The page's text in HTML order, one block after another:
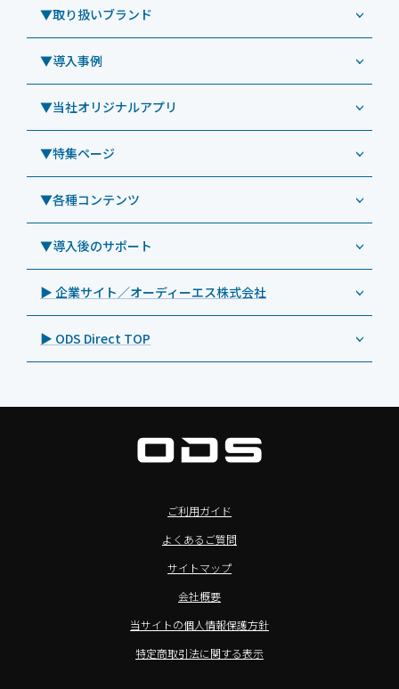
Windowsタブレット TW2A-NF9LTA
Windowsタブレット TW2A-N9LTA
Windowsタブレット TW2A-N9LT
Windowsタブレット TW2A-E9LT
Androidタブレット TA2C-NF8
Androidタブレット TA2C-NF8BL
Androidタブレット TA2C-CS8
Androidタブレット TA2C-CS8BL
Androidタブレット TA2C-DR94G
Androidタブレット TA2C-M8AC
Androidタブレット TA2C-M8
デジタルホワイトボード／電子黒板
コールセンター
CRMシステム「カイゼンコール」
リペアサービス
教育機関向けiPad修理パック
社内ヘルプデスク代行サービス
教育機関向けiPad管理運用パック
教育機関向けICT支援ソリューション
教育機関向けネットワーク機器導入保守
キッティング
自治体向けDXソリューションサービス
法人向けiPad修理＆デバイス買取サービス
▼取り扱いブランド
ODS（オーディーエス）
LG（エルジー）
ViewSonic（ビューソニック）
PHILIPS（フィリップス）
DynaScan（ダイナスキャン）
SAMSUNG（サムスン）
Goodview（グッドビュー）
Cloudpoint（クラウドポイント）
BenQ（ベンキュー）
Magconn（マグコン）
BIAMP ／ Apart Audio（バイアンプ）
SpeakerCraft（スピーカークラフト）
AURORA（オーロラ）
▼導入事例
導入事例（業務用タブレット、デジタルサイネージほか）
事例：業務用タブレット端末
事例：業務用サイネージ・プロジェクター
事例：業務用オーディオ・その他AV機器
事例：サービス
▼当社オリジナルアプリ
業務効率化アプリ「NFCオプティマイザー」
サポート支援アプリ「ログ送信アプリ」
MDMアプリ「Tablet Control」
▼特集ページ
業務用タブレット
>特長1：USB Type-Aポート
>特長2：microHDMIポート
>特長3：AC常時給電タイプ
>飲食向けタブレット
>ホテル向けタブレット
>NFCタブレット
>Windowsタブレット
オーディーエスが選ばれる理由
Windows IoT Enterprise LTSC
TA2C-DR9シリーズ_オリジナル機能
TA2C-CS8_カスタマイズメニュー
簡単カスタム設定ツール「EZTools」
▼各種コンテンツ
特集記事
製品カタログ
プレスリリース
製品写真
▼導入後のサポート
オーディーエスPCカスタマーセンター
▶ 企業サイト／オーディーエス株式会社
▶ ODS Direct TOP
ご利用ガイド
よくあるご質問
サイトマップ
会社概要
当サイトの個人情報保護方針
特定商取引法に関する表示